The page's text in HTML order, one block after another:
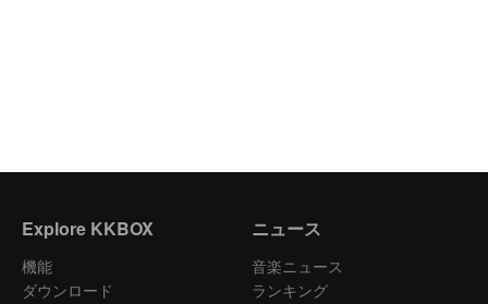
Explore KKBOX
機能
ダウンロード
ニュース
音楽ニュース
ランキング